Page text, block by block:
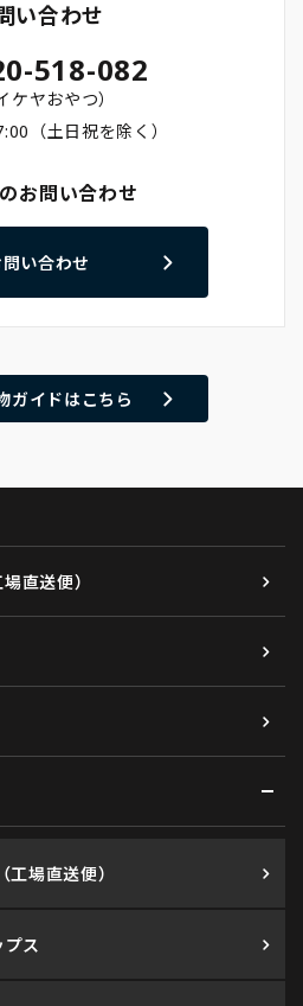
い合わせ
518-082
ケヤおやつ）
（土日祝を除く）
お問い合わせ
問い合わせ
ガイドはこちら
直送便）
場直送便）
ス